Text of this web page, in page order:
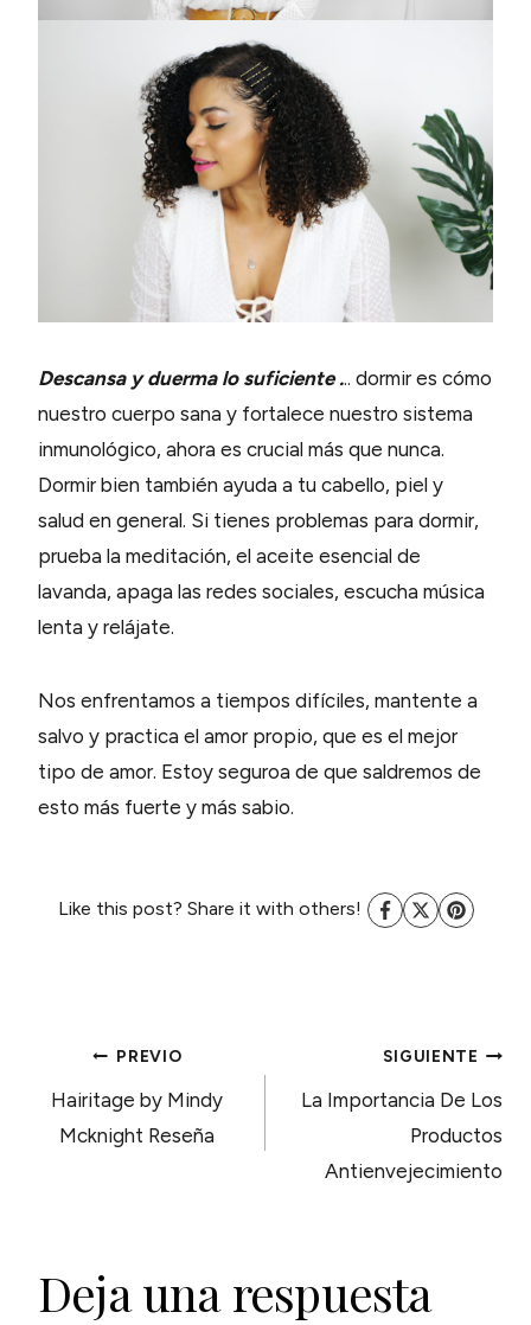
Descansa y duerma lo suficiente ... dormir es cómo
nuestro cuerpo sana y fortalece nuestro sistema
inmunológico, ahora es crucial más que nunca.
Dormir bien también ayuda a tu cabello, piel y
salud en general. Si tienes problemas para dormir,
prueba la meditación, el aceite esencial de
lavanda, apaga las redes sociales, escucha música
lenta y relájate.
Nos enfrentamos a tiempos difíciles, mantente a
salvo y practica el amor propio, que es el mejor
tipo de amor. Estoy seguroa de que saldremos de
esto más fuerte y más sabio.
Like this post? Share it with others!
NAVEGACIÓN
DE
PREVIO
Hairitage by Mindy
Mcknight Reseña
SIGUIENTE
La Importancia De Los
Productos
Antienvejecimiento
Deja una respuesta